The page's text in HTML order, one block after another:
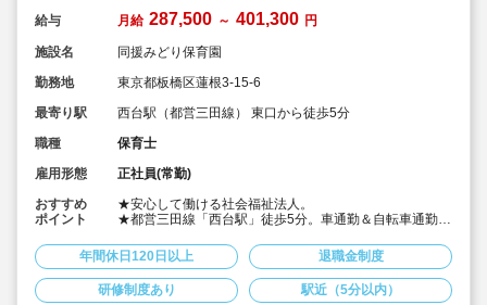
給与 月給 287,500 ～ 401,300 円
施設名
同援みどり保育園
勤務地
東京都板橋区蓮根3-15-6
最寄り駅
西台駅（都営三田線） 東口から徒歩5分
職種
保育士
雇用形態
正社員(常勤)
おすすめ
ポイント
★安心して働ける社会福祉法人。
★都営三田線「西台駅」徒歩5分。車通勤＆自転車通勤
★月給287,500円～/賞与3～4か月と好待遇！
★年間休日122日。残業時間は月1～2時間(日平均5～10
分)程度で労務環境も良好♪
★有給休暇は入社時に付与！リフレッシュ休暇も年5日付
年間休日120日以上 退職金制度
研修制度あり 駅近（5分以内）